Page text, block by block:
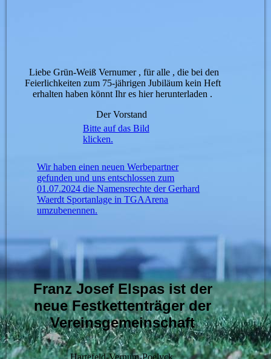
Liebe Grün-Weiß Vernumer , für alle , die bei den
Feierlichkeiten zum 75-jährigen Jubiläum kein Heft
erhalten haben könnt Ihr es hier herunterladen .
Der Vorstand
Bitte auf das Bild
klicken.
Wir haben einen neuen Werbepartner
gefunden und uns entschlossen zum
01.07.2024 die Namensrechte der Gerhard
Waerdt Sportanlage in TGAArena
umzubenennen.
Franz Josef Elspas ist der
neue Festkettenträger der
Vereinsgemeinschaft
Hartefeld-Vernum-Poelyck